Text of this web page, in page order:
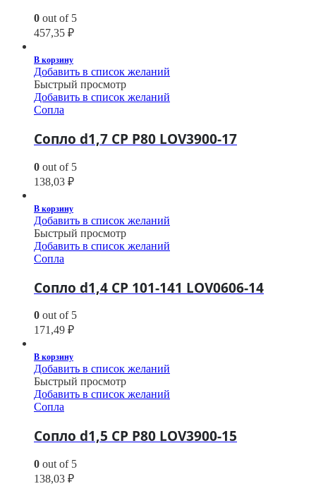
0 out of 5
457,35 ₽
В корзину
Добавить в список желаний
Быстрый просмотр
Добавить в список желаний
Сопла
Сопло d1,7 CP P80 LOV3900-17
0 out of 5
138,03 ₽
В корзину
Добавить в список желаний
Быстрый просмотр
Добавить в список желаний
Сопла
Сопло d1,4 CP 101-141 LOV0606-14
0 out of 5
171,49 ₽
В корзину
Добавить в список желаний
Быстрый просмотр
Добавить в список желаний
Сопла
Сопло d1,5 CP P80 LOV3900-15
0 out of 5
138,03 ₽